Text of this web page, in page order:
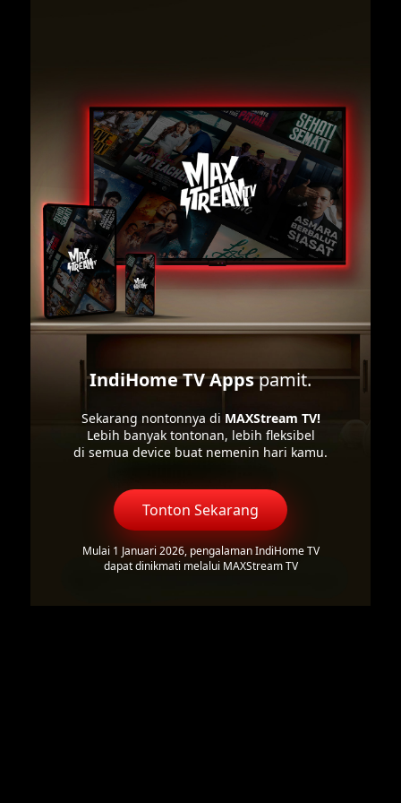
IndiHome TV Appspamit.
Sekarang nontonnya di MAXStream TV!
Lebih banyak tontonan, lebih fleksibel
di semua device buat nemenin hari kamu.
Tonton Sekarang
Mulai 1 Januari 2026, pengalaman IndiHome TV
dapat dinikmati melalui MAXStream TV